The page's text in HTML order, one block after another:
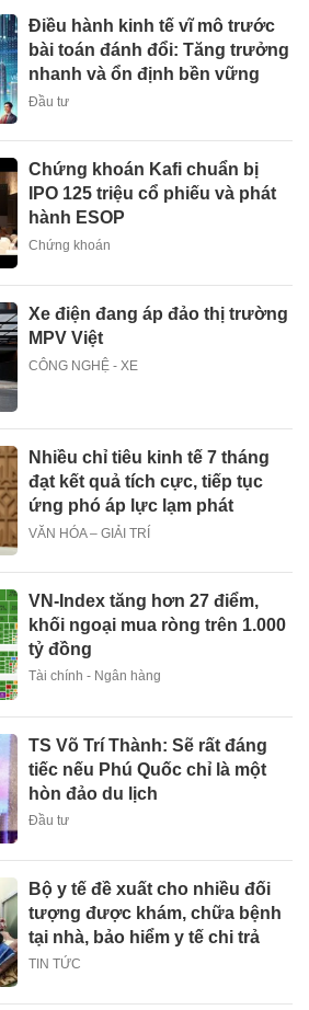
Điều hành kinh tế vĩ mô trước
bài toán đánh đổi: Tăng trưởng
nhanh và ổn định bền vững
Đầu tư
Chứng khoán Kafi chuẩn bị
IPO 125 triệu cổ phiếu và phát
hành ESOP
Chứng khoán
Xe điện đang áp đảo thị trường
MPV Việt
CÔNG NGHỆ - XE
Nhiều chỉ tiêu kinh tế 7 tháng
đạt kết quả tích cực, tiếp tục
ứng phó áp lực lạm phát
VĂN HÓA – GIẢI TRÍ
VN-Index tăng hơn 27 điểm,
khối ngoại mua ròng trên 1.000
tỷ đồng
Tài chính - Ngân hàng
TS Võ Trí Thành: Sẽ rất đáng
tiếc nếu Phú Quốc chỉ là một
hòn đảo du lịch
Đầu tư
Bộ y tế đề xuất cho nhiều đối
tượng được khám, chữa bệnh
tại nhà, bảo hiểm y tế chi trả
TIN TỨC